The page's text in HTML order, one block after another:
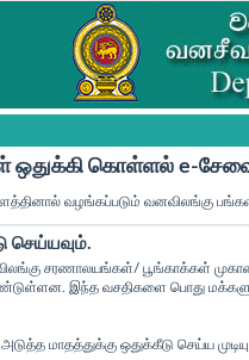
ஒதுக்கி கொள்ளல் e-
வழங்கப்படும் வனவிலங்கு
செய்யவும்.
சரணாலயங்கள்/ பூங்காக்கள்
இந்த வசதிகளை பொது
மாதத்துக்கு ஒதுக்கீடு செய்ய